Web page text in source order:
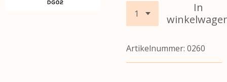
In
Artikelnummer: 0260